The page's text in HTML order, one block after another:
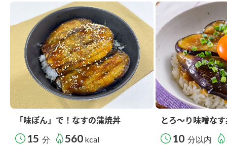
「味ぽん」で！なすの蒲焼丼
15 分 560 kcal
とろ～り味噌な
10 分以内